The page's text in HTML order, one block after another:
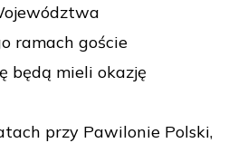
ramach goście
będą mieli okazję
przy Pawilonie Polski,